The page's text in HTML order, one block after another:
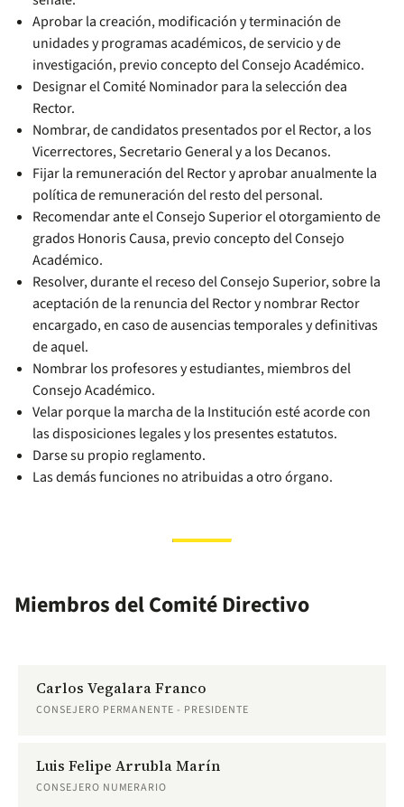
Aprobar la creación, modificación y terminación de
unidades y programas académicos, de servicio y de
investigación, previo concepto del Consejo Académico.
Designar el Comité Nominador para la selección dea
Rector.
Nombrar, de candidatos presentados por el Rector, a los
Vicerrectores, Secretario General y a los Decanos.
Fijar la remuneración del Rector y aprobar anualmente la
política de remuneración del resto del personal.
Recomendar ante el Consejo Superior el otorgamiento de
grados Honoris Causa, previo concepto del Consejo
Académico.
Resolver, durante el receso del Consejo Superior, sobre la
aceptación de la renuncia del Rector y nombrar Rector
encargado, en caso de ausencias temporales y definitivas
de aquel.
Nombrar los profesores y estudiantes, miembros del
Consejo Académico.
Velar porque la marcha de la Institución esté acorde con
las disposiciones legales y los presentes estatutos.
Darse su propio reglamento.
Las demás funciones no atribuidas a otro órgano.
Miembros del Comité Directivo
Carlos Vegalara Franco
CONSEJERO PERMANENTE - PRESIDENTE
Luis Felipe Arrubla Marín
CONSEJERO NUMERARIO